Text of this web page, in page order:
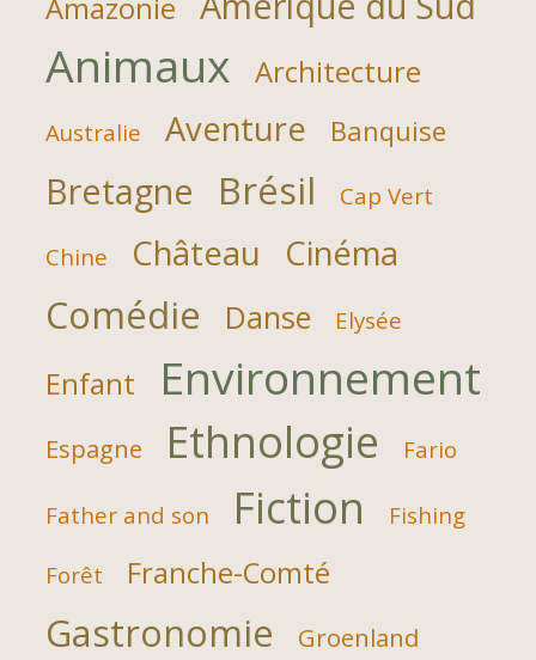
Amazonie
Animaux Architecture
Australie Aventure Banquise
Bretagne Brésil Cap Vert
Chine Château Cinéma
Comédie Danse Elysée
Enfant Environnement
Espagne Ethnologie Fario
Father and son Fiction
Fishing
Forêt
Franche-Comté
Gastronomie
Groenland